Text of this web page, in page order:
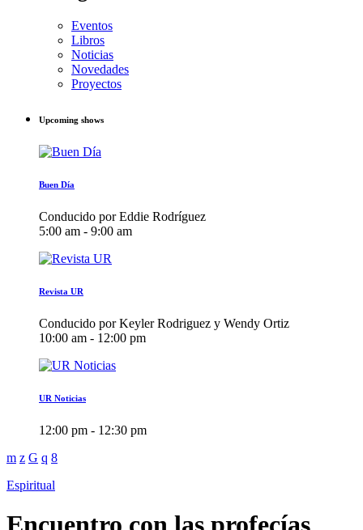
Eventos
Libros
Noticias
Novedades
Proyectos
Upcoming shows
Buen Día
Conducido por Eddie Rodríguez
5:00 am - 9:00 am
Revista UR
Conducido por Keyler Rodriguez y Wendy Ortiz
10:00 am - 12:00 pm
UR Noticias
12:00 pm - 12:30 pm
Espiritual